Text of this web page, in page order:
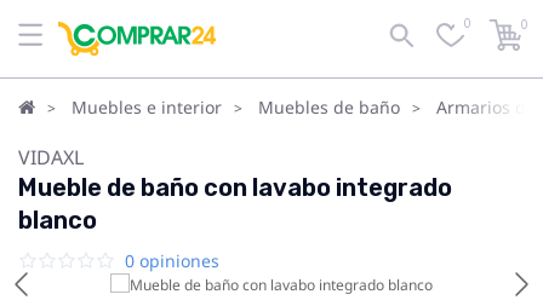
0 0
Muebles e interior Muebles de baño Armarios de
VIDAXL
Mueble de baño con lavabo integrado
blanco
0 opiniones